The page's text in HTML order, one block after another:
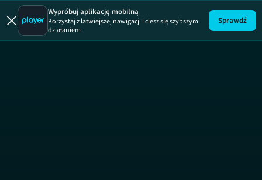
Korki.tv ODCINEK
Wypróbuj aplikację mobilną
Korzystaj z łatwiejszej nawigacji i ciesz się szybszym
działaniem
Sprawdź